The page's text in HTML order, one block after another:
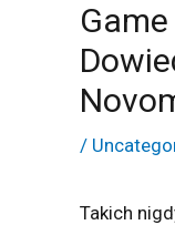
/
Takich